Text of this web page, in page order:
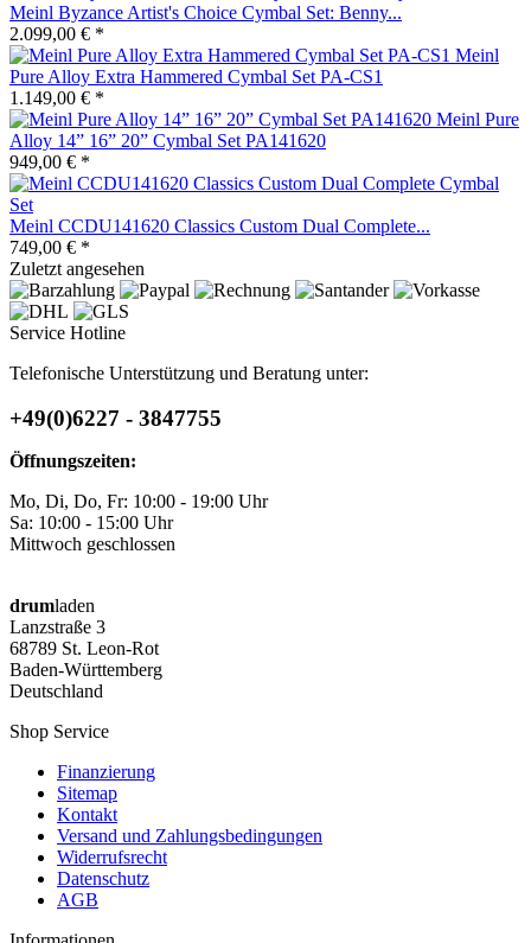
Meinl Byzance Artist's Choice Cymbal Set: Benny...
2.099,00 € *
Meinl
Pure Alloy Extra Hammered Cymbal Set PA-CS1
1.149,00 € *
Meinl Pure
Alloy 14” 16” 20” Cymbal Set PA141620
949,00 € *
Meinl CCDU141620 Classics Custom Dual Complete...
749,00 € *
Zuletzt angesehen
Service Hotline
Telefonische Unterstützung und Beratung unter:
+49(0)6227 - 3847755
Öffnungszeiten:
Mo, Di, Do, Fr: 10:00 - 19:00 Uhr
Sa: 10:00 - 15:00 Uhr
Mittwoch geschlossen
drumladen
Lanzstraße 3
68789 St. Leon-Rot
Baden-Württemberg
Deutschland
Shop Service
Finanzierung
Sitemap
Kontakt
Versand und Zahlungsbedingungen
Widerrufsrecht
Datenschutz
AGB